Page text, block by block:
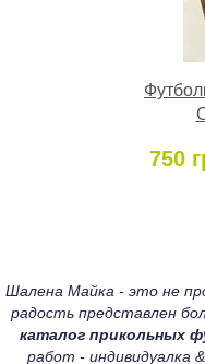
750
Шалена Майка - это не
радость представлен
каталог прикольных
работ - индивидуалка